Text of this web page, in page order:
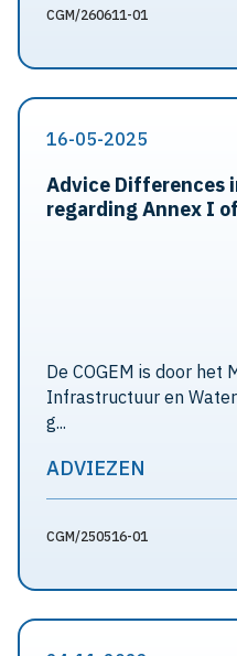
CGM/260611-01
16-05-2025
Advice Differences
regarding Annex I
De COGEM is door het
Infrastructuur en
g...
ADVIEZEN
CGM/250516-01